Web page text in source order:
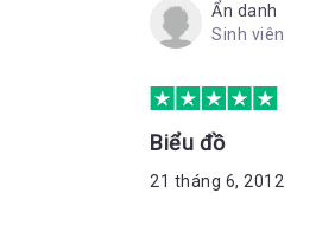
Ẩn danh
Sinh viên
Biểu đồ
21 tháng 6, 2012